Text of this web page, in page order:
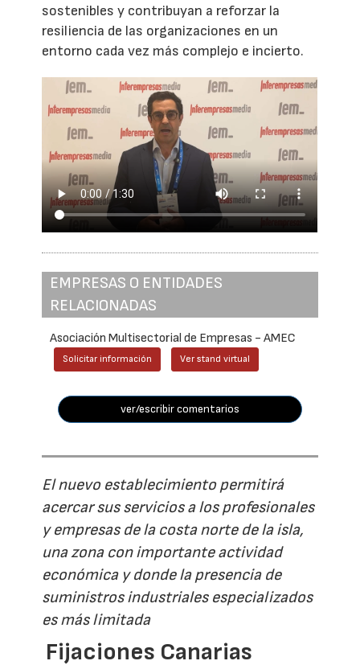
sostenibles y contribuyan a reforzar la
resiliencia de las organizaciones en un
entorno cada vez más complejo e incierto.
EMPRESAS O ENTIDADES
RELACIONADAS
Asociación Multisectorial de Empresas - AMEC
Solicitar información Ver stand virtual
ver/escribir comentarios
El nuevo establecimiento permitirá
acercar sus servicios a los profesionales
y empresas de la costa norte de la isla,
una zona con importante actividad
económica y donde la presencia de
suministros industriales especializados
es más limitada
Fijaciones Canarias